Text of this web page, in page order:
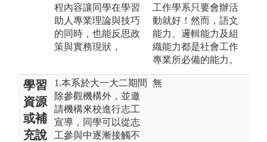
程內容讓同學在學習
助人專業理論與技巧
的同時，也能反思政
策與實務現狀，
工作學系只要會辦活
動就好！然而，語文
能力、邏輯能力及組
織能力都是社會工作
專業所必備的能力。
學習
資源
或補
充說
1.本系於大一大二期間
除參觀機構外，並邀
請機構來校進行志工
宣導，同學可以從志
工參與中逐漸接觸不
無